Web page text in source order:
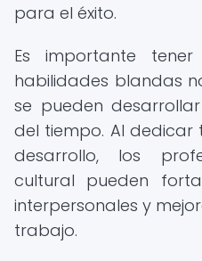
para el éxito.
Es importante
habilidades blandas
se pueden
del tiempo. Al dedicar
desarrollo, los
cultural pueden
interpersonales y
trabajo.